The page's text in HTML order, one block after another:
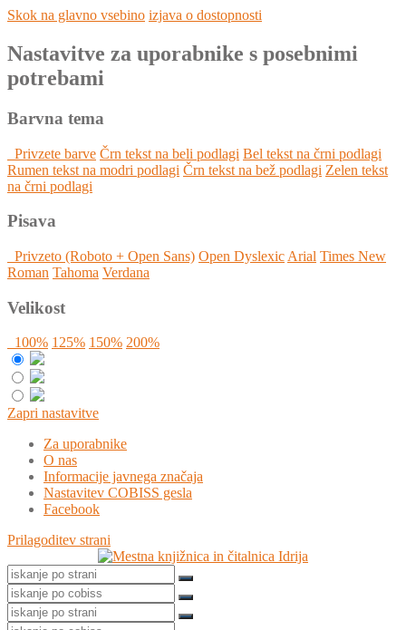
Skok na glavno vsebino izjava o dostopnosti
Nastavitve za uporabnike s posebnimi
potrebami
Barvna tema
Privzete barve Črn tekst na beli podlagi Bel tekst na črni podlagi
Rumen tekst na modri podlagi Črn tekst na bež podlagi Zelen tekst
na črni podlagi
Pisava
Privzeto (Roboto + Open Sans) Open Dyslexic Arial Times New
Roman Tahoma Verdana
Velikost
100% 125% 150% 200%
Zapri nastavitve
Za uporabnike
O nas
Informacije javnega značaja
Nastavitev COBISS gesla
Facebook
Prilagoditev strani